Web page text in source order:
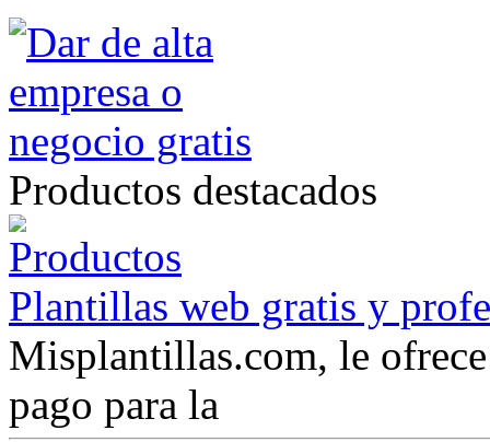
Productos destacados
Plantillas web gratis y
Misplantillas.com, le
pago para la